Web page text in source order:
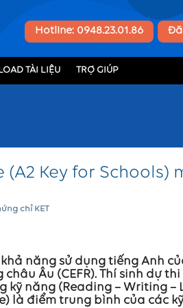
Hotline: 0948.23.01.86
TÀI LIỆU TRỢ GIÚP
Key for Schools)
chỉ KET
năng sử dụng tiếng Anh
Âu (CEFR). Thí sinh dự thi
năng (Reading – Writing –
là điểm trung bình của các